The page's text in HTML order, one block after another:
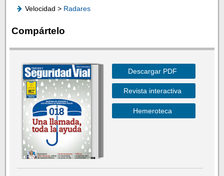
Velocidad > Radares
Compártelo
Descargar PDF
Revista interactiva
Hemeroteca